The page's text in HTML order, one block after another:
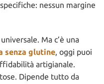
nessun margine
Ma c’è una
senza glutine, oggi puoi
artigianale.
Dipende tutto da